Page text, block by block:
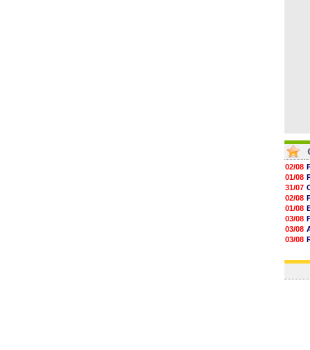
02/08
01/08
31/07
02/08
01/08
03/08
03/08
03/08
31/07